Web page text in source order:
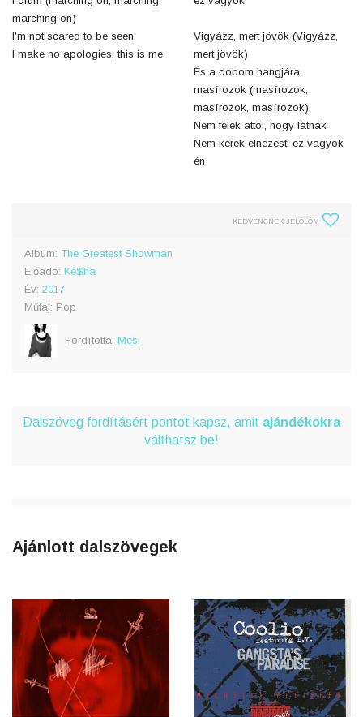
marching on)
I'm not scared to be seen
I make no apologies, this is me
Vigyázz, mert jövök (Vigyázz,
mert jövök)
És a dobom hangjára
masírozok (masírozok,
masírozok, masírozok)
Nem félek attól, hogy látnak
Nem kérek elnézést, ez vagyok
én
KEDVENCNEK JELÖLÖM
Album: The Greatest Showman
Előadó: Ke$ha
Év: 2017
Műfaj: Pop
Fordította: Mesi
Dalszöveg fordításért pontot kapsz, amit ajándékokra
válthatsz be!
Ajánlott dalszövegek